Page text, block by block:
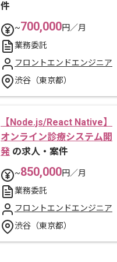
件
~700,000円／月
業務委託
フロントエンドエンジニア
渋谷（東京都）
【Node.js/React Native】
オンライン診療システム開
発 の求人・案件
~850,000円／月
業務委託
フロントエンドエンジニア
渋谷（東京都）